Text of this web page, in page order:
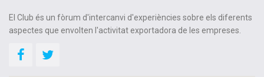
El Club és un fòrum d'intercanvi d'experiències sobre els diferents
aspectes que envolten l'activitat exportadora de les empreses.